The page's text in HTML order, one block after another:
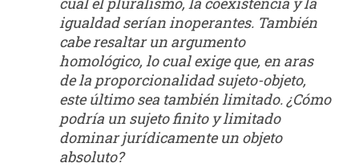
igualdad serían inoperantes. También
cabe resaltar un argumento
homológico, lo cual exige que, en aras
de la proporcionalidad sujeto-objeto,
este último sea también limitado. ¿Cómo
podría un sujeto finito y limitado
dominar jurídicamente un objeto
absoluto?